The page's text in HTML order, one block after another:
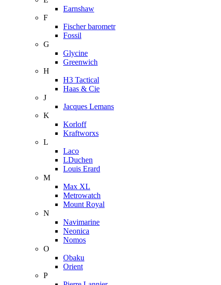
Earnshaw
F
Fischer barometr
Fossil
G
Glycine
Greenwich
H
H3 Tactical
Haas & Cie
J
Jacques Lemans
K
Korloff
Kraftworxs
L
Laco
LDuchen
Louis Erard
M
Max XL
Metrowatch
Mount Royal
N
Navimarine
Neonica
Nomos
O
Obaku
Orient
P